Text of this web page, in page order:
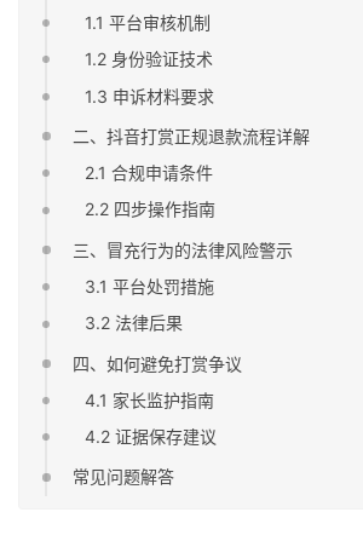
1.1 平台审核机制
1.2 身份验证技术
1.3 申诉材料要求
二、抖音打赏正规退款流程详解
2.1 合规申请条件
2.2 四步操作指南
三、冒充行为的法律风险警示
3.1 平台处罚措施
3.2 法律后果
四、如何避免打赏争议
4.1 家长监护指南
4.2 证据保存建议
常见问题解答